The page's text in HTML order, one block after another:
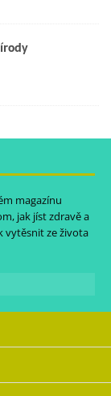
magazínu
jak jíst zdravě a
vytěsnit ze života